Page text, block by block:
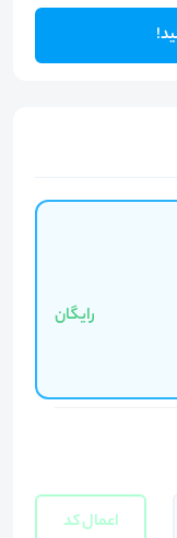
رایگان
اعمال کد